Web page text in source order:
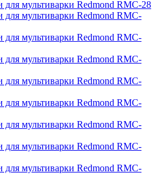
для мультиварки Redmond RMC-28
для мультиварки Redmond RMC-
для мультиварки Redmond RMC-
для мультиварки Redmond RMC-
для мультиварки Redmond RMC-
для мультиварки Redmond RMC-
для мультиварки Redmond RMC-
для мультиварки Redmond RMC-
для мультиварки Redmond RMC-